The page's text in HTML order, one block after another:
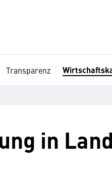
Transparenz
in